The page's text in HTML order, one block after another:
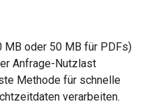
MB oder 50 MB für PDFs)
Anfrage-Nutzlast
Methode für schnelle
verarbeiten.